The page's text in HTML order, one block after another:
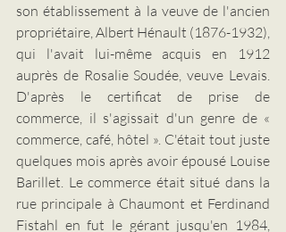
son établissement à la veuve de l'ancien
propriétaire, Albert Hénault (1876-1932),
qui l'avait lui-même acquis en 1912
auprès de Rosalie Soudée, veuve Levais.
D'après le certificat de prise de
commerce, il s'agissait d'un genre de «
commerce, café, hôtel ». C'était tout juste
quelques mois après avoir épousé Louise
Barillet. Le commerce était situé dans la
rue principale à Chaumont et Ferdinand
Fistahl en fut le gérant jusqu'en 1984,